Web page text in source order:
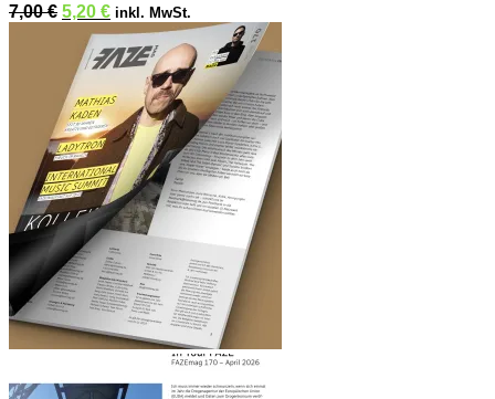
7,00€ Ursprünglicher
Preis
war:
7,00 €
5,20 €Aktueller
Preis
ist:
5,20 €.
inkl. MwSt.